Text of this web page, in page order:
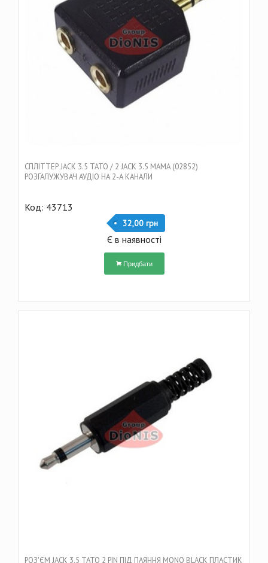
CПЛІТТЕР JACK 3.5 ТАТО / 2 JACK 3.5 МАМА (02852)
РОЗГАЛУЖУВАЧ АУДІО НА 2-А КАНАЛИ
Код: 43713
32,00 грн
Є в наявності
Придбати
РОЗ'ЄМ JACK 3.5 ТАТО 2 PIN ПІД ПАЯННЯ MONO BLACK ПЛАСТИК